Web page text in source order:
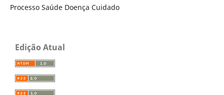
Processo Saúde Doença Cuidado
Edição Atual